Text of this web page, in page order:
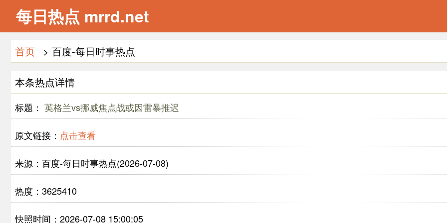
每日热点 mrrd.net
首页 > 百度-每日时事热点
本条热点详情
标题： 英格兰vs挪威焦点战或因雷暴推迟
原文链接： 点击查看
来源：百度-每日时事热点(2026-07-08)
热度：3625410
快照时间：2026-07-08 15:00:05